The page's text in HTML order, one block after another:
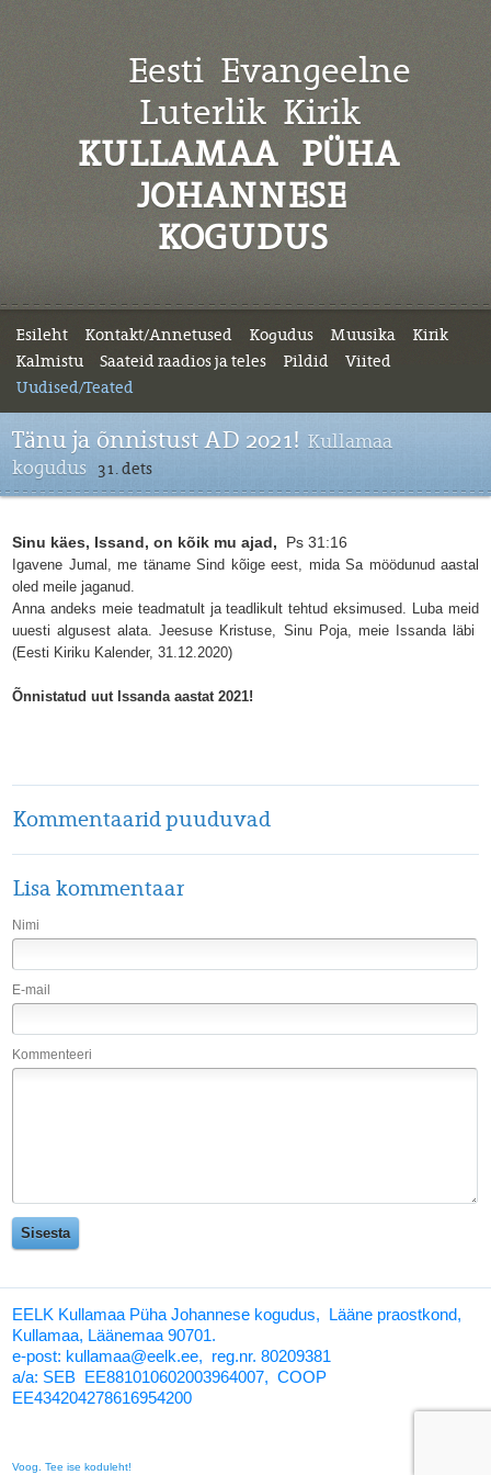
Eesti Evangeelne
Luterlik Kirik
KULLAMAA PÜHA
JOHANNESE
KOGUDUS
Esileht Kontakt/Annetused Kogudus Muusika
Kirik
Kalmistu
Saateid raadios ja teles Pildid
Viited
Uudised/Teated
Tänu ja õnnistust AD 2021! Kullamaa
kogudus
31. dets
Sinu käes, Issand, on kõik mu ajad, Ps 31:16
Igavene Jumal, me täname Sind kõige eest, mida Sa möödunud aastal
oled meile jaganud.
Anna andeks meie teadmatult ja teadlikult tehtud eksimused. Luba meid
uuesti algusest alata. Jeesuse Kristuse, Sinu Poja, meie Issanda läbi
(Eesti Kiriku Kalender, 31.12.2020)
Õnnistatud uut Issanda aastat 2021!
Kommentaarid puuduvad
Lisa kommentaar
Nimi
E-mail
Kommenteeri
EELK Kullamaa Püha Johannese kogudus, Lääne praostkond,
Kullamaa, Läänemaa 90701.
e-post: kullamaa@eelk.ee, reg.nr. 80209381
a/a: SEB EE881010602003964007, COOP
EE434204278616954200
Voog. Tee ise koduleht!